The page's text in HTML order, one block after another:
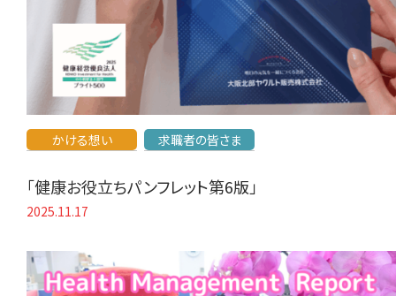
かける想い 求職者の皆さま
「健康お役立ちパンフレット第6版」
2025.11.17